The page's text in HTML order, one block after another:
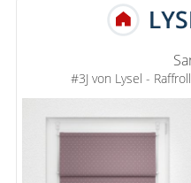
#3J von Lysel -